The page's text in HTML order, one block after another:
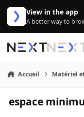
Aller au contenu
View in the app
A better way to
Accueil Matériel
espace